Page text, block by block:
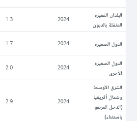
البلدان الفقيرة
المثقلة بالديون
2024
1.3
الدول الصغيرة 2024
1.7
الدول الصغيرة
الأخرى
2024
2.0
الشرق الأوسط
وشمال أفريقيا
(الدخل المرتفع
باستثناء)
2024
2.9